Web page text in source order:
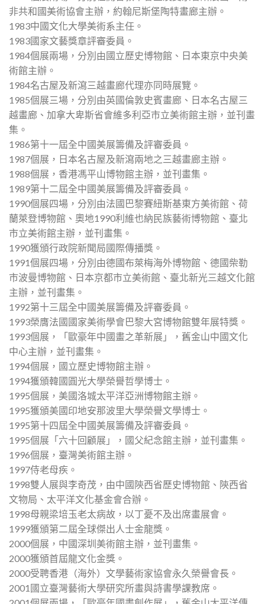
非共和國美術協會主辦，約翰尼斯堡陶特畫廊主辦。
1983中國文化大學美術系主任。
1983國家文藝獎章評審委員。
1984個展兩場，分別由國立歷史博物館、日本東京中央美
術館主辦。
1984名古屋及新瀉三越畫廊代理亦同時展覽。
1985個展三場，分別由英國倫敦史賓畫廊、日本名古屋三
越畫廊、加拿大卑斯省會維多利亞市立美術館主辦，並刊畫
集。
1986第十一屆全中國美展籌備及評審委員。
1987個展，日本名古屋及新瀉兩地之三越畫廊主辦。
1988個展，香港馮平山博物館主辦，並刊畫集。
1989第十二屆全中國美展籌備及評審委員。
1990個展四場，分別由法國巴黎賽紐斯基東方美術館、荷
蘭萊登博物館、奧地1990利維也納民族藝術博物館、臺北
市立美術館主辦，並刊畫集。
1990獲頒行政院新聞局國際傳播獎。
1991個展四場，分別由德國布萊梅海外博物館、德國柴勒
市波曼博物館、日本京都市立美術館、臺北新光三越文化館
主辦，並刊畫集。
1992第十三屆全中國美展籌備及評審委員。
1993榮膺法國國家美術學會巴黎大宮博物館雙年展特獎。
1993個展，「歐豪年中國畫之革新展」，舊金山中國文化
中心主辦，並刊畫集。
1994個展，國立歷史博物館主辦。
1994獲頒韓國圓光大學榮譽哲學博士。
1995個展，美國洛城太平洋亞洲博物館主辦。
1995獲頒美國印地安那波里大學榮譽文學博士。
1995第十四屆全中國美展籌備及評審委員。
1995個展「六十回顧展」，國父紀念館主辦，並刊畫集。
1996個展，臺灣美術館主辦。
1997侍老母疾。
1998雙人展與李奇茂，由中國陝西省歷史博物館、陝西省
文物局、太平洋文化基金會合辦。
1998母親梁培玉老太病故，以丁憂不及出席畫展會。
1999獲頒第二屆全球傑出人士金龍獎。
2000個展，中國深圳美術館主辦，並刊畫集。
2000獲頒首屆龍文化金獎。
2000受聘香港（海外）文學藝術家協會永久榮譽會長。
2001國立臺灣藝術大學研究所畫與詩書學課教席。